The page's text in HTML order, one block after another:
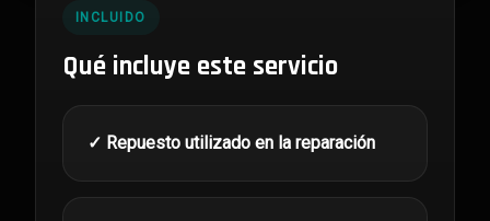
INCLUIDO
Qué incluye este servicio
✓ Repuesto utilizado en la reparación